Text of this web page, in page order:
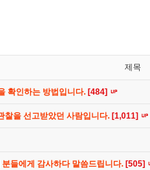
제목
확인하는 방법입니다. [484]
찰을 선고받았던 사람입니다. [1,011]
들에게 감사하다 말씀드립니다. [505]